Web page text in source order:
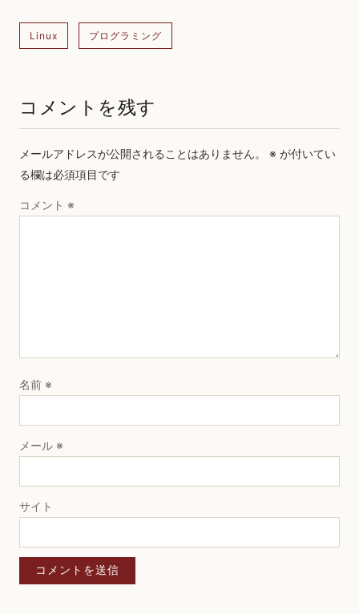
Linux プログラミング
コメントを残す
メールアドレスが公開されることはありません。 ※ が付いてい
る欄は必須項目です
コメント ※
名前 ※
メール ※
サイト